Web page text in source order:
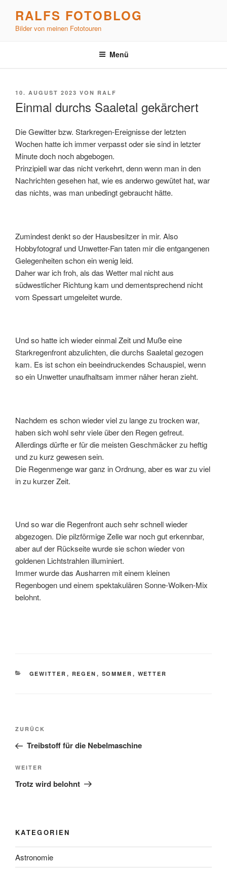
springen
RALFS FOTOBLOG
Bilder von meinen Fototouren
Menü
VERÖFFENTLICHT
10. AUGUST 2023 VON RALF
Einmal durchs Saaletal gekärchert
Die Gewitter bzw. Starkregen-Ereignisse der letzten
Wochen hatte ich immer verpasst oder sie sind in letzter
Minute doch noch abgebogen.
Prinzipiell war das nicht verkehrt, denn wenn man in den
Nachrichten gesehen hat, wie es anderwo gewütet hat, war
das nichts, was man unbedingt gebraucht hätte.
Zumindest denkt so der Hausbesitzer in mir. Also
Hobbyfotograf und Unwetter-Fan taten mir die entgangenen
Gelegenheiten schon ein wenig leid.
Daher war ich froh, als das Wetter mal nicht aus
südwestlicher Richtung kam und dementsprechend nicht
vom Spessart umgeleitet wurde.
Und so hatte ich wieder einmal Zeit und Muße eine
Starkregenfront abzulichten, die durchs Saaletal gezogen
kam. Es ist schon ein beeindruckendes Schauspiel, wenn
so ein Unwetter unaufhaltsam immer näher heran zieht.
Nachdem es schon wieder viel zu lange zu trocken war,
haben sich wohl sehr viele über den Regen gefreut.
Allerdings dürfte er für die meisten Geschmäcker zu heftig
und zu kurz gewesen sein.
Die Regenmenge war ganz in Ordnung, aber es war zu viel
in zu kurzer Zeit.
Und so war die Regenfront auch sehr schnell wieder
abgezogen. Die pilzförmige Zelle war noch gut erkennbar,
aber auf der Rückseite wurde sie schon wieder von
goldenen Lichtstrahlen illuminiert.
Immer wurde das Ausharren mit einem kleinen
Regenbogen und einem spektakulären Sonne-Wolken-Mix
belohnt.
KATEGORIEN
GEWITTER , REGEN , SOMMER , WETTER
Beitragsnavigation
Vorheriger
Beitrag
ZURÜCK
Treibstoff für die Nebelmaschine
Nächster
Beitrag
WEITER
Trotz wird belohnt
KATEGORIEN
Astronomie